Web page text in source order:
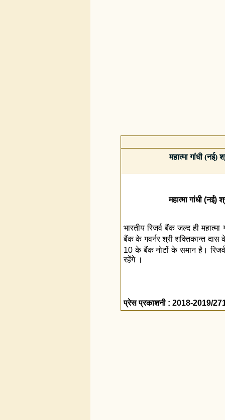
महात्मा गांधी (नई)
महात्मा गांधी (नई)
भारतीय रिजर्व बैंक जल्द ही
बैंक के गवर्नर श्री शक्तिकान्त दास
10 के बैंक नोटों के समान है।
रहेंगे ।
प्रेस प्रकाशनी : 2018-2019/